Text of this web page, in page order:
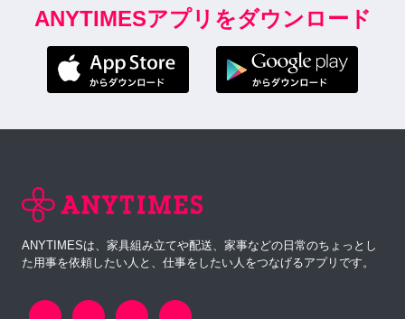
ANYTIMESアプリをダウンロード
ANYTIMESは、家具組み立てや配送、家事などの日常のちょっとし
た用事を依頼したい人と、仕事をしたい人をつなげるアプリです。